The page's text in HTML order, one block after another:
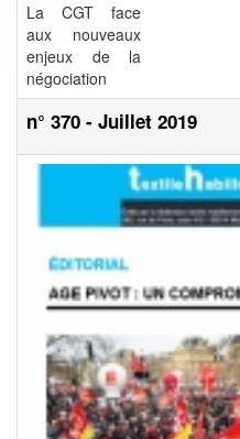
La CGT face
aux nouveaux
enjeux de la
négociation
n° 370 - Juillet 2019